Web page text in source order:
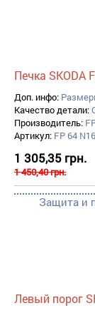
Печка SKODA
Доп. инфо:
Качество детали:
Производитель:
Артикул: FP 64
1 305,35 грн.
1 450,40 грн.
Защита и
Левый порог